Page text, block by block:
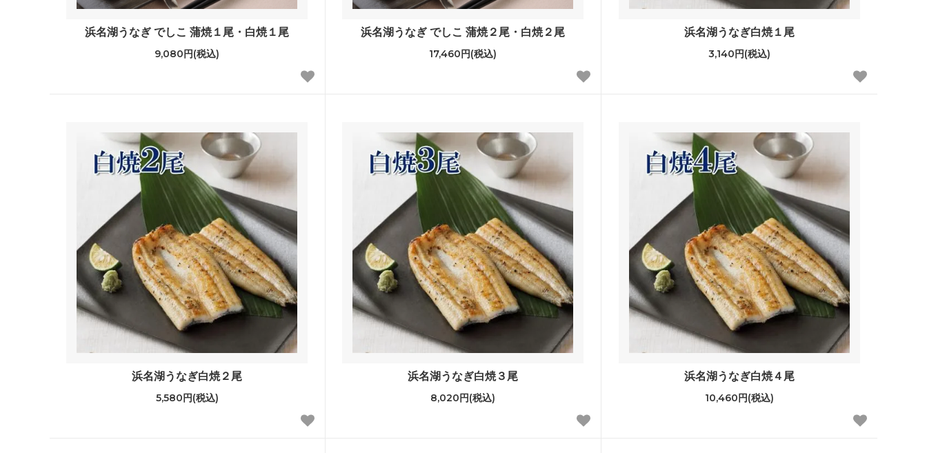
浜名湖うなぎ でしこ 蒲焼１尾・白焼１尾
9,080円(税込)
浜名湖うなぎ でしこ 蒲焼２尾・白焼２尾
17,460円(税込)
浜名湖うなぎ白焼１尾
3,140円(税込)
浜名湖うなぎ白焼２尾
5,580円(税込)
浜名湖うなぎ白焼３尾
8,020円(税込)
浜名湖うなぎ白焼４尾
10,460円(税込)